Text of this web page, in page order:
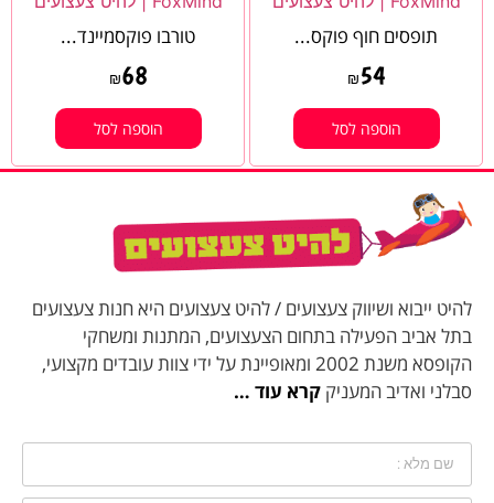
תופסים חוף פוקס...
₪ 54
הוספה לסל
טורבו פוקסמיינד...
₪68
הוספה לסל
להיט ייבוא ושיווק צעצועים / להיט צעצועים היא חנות צעצועים
בתל אביב הפעילה בתחום הצעצועים, המתנות ומשחקי
הקופסא משנת 2002 ומאופיינת על ידי צוות עובדים מקצועי,
סבלני ואדיב המעניק קרא עוד …